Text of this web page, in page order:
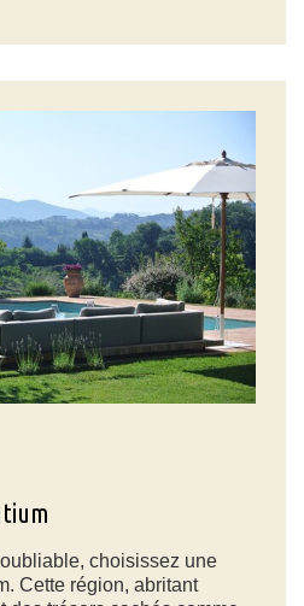
choisissez une
Cette région, abritant